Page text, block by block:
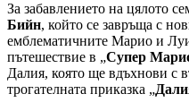
За забавлението на цялото
Бийн, който се завръща с
емблематичните Марио и
пътешествие в „Супер
Далия, която ще вдъхнови с
трогателната приказка „